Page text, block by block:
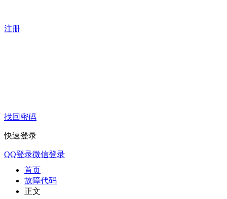
注册
找回密码
快速登录
QQ登录微信登录
首页
故障代码
正文